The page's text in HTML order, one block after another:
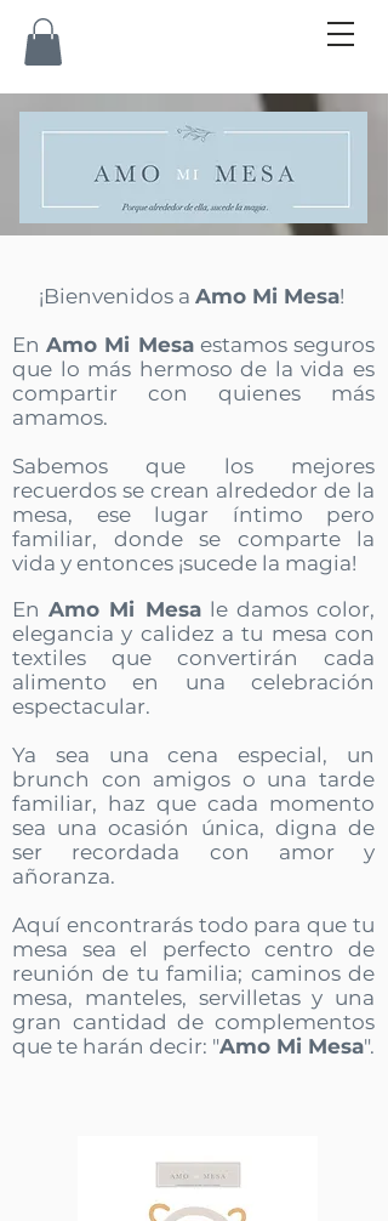
¡Bienvenidos a Amo Mi Mesa!
EnAmo Mi Mesaestamos seguros
que lo más hermoso de la vida es
compartir con quienes más
amamos.
Sabemos que los mejores
recuerdos se crean alrededor de la
mesa, ese lugar íntimo pero
familiar, donde se comparte la
vida y entonces ¡sucede la magia!
EnAmo Mi Mesale damos color,
elegancia y calidez a tu mesa con
textiles que convertirán cada
alimento en una celebración
espectacular.
Ya sea una cena especial, un
brunch con amigos o una tarde
familiar, haz que cada momento
sea una ocasión única, digna de
ser recordada con amor y
añoranza.
Aquí encontrarás todo para que tu
mesa sea el perfecto centro de
reunión de tu familia; caminos de
mesa, manteles, servilletas y una
gran cantidad de complementos
que te harán decir: "Amo Mi Mesa".